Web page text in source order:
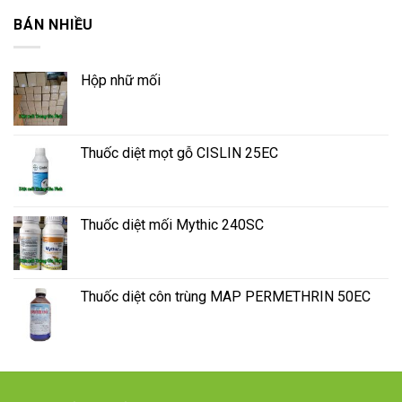
BÁN NHIỀU
Hộp nhữ mối
Thuốc diệt mọt gỗ CISLIN 25EC
Thuốc diệt mối Mythic 240SC
Thuốc diệt côn trùng MAP PERMETHRIN 50EC